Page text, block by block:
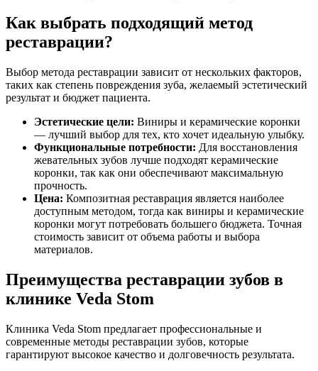
Как выбрать подходящий метод
реставрации?
Выбор метода реставрации зависит от нескольких факторов,
таких как степень повреждения зуба, желаемый эстетический
результат и бюджет пациента.
Эстетические цели: Виниры и керамические коронки
— лучший выбор для тех, кто хочет идеальную улыбку.
Функциональные потребности: Для восстановления
жевательных зубов лучше подходят керамические
коронки, так как они обеспечивают максимальную
прочность.
Цена: Композитная реставрация является наиболее
доступным методом, тогда как виниры и керамические
коронки могут потребовать большего бюджета. Точная
стоимость зависит от объема работы и выбора
материалов.
Преимущества реставрации зубов в
клинике Veda Stom
Клиника Veda Stom предлагает профессиональные и
современные методы реставрации зубов, которые
гарантируют высокое качество и долговечность результата.